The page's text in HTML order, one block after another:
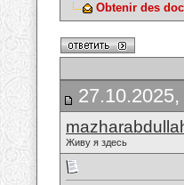
Obtenir des
Живу я здесь